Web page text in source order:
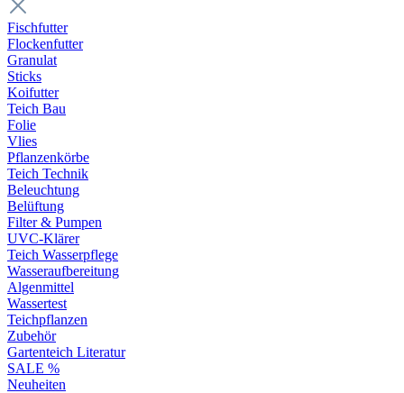
Fischfutter
Flockenfutter
Granulat
Sticks
Koifutter
Teich Bau
Folie
Vlies
Pflanzenkörbe
Teich Technik
Beleuchtung
Belüftung
Filter & Pumpen
UVC-Klärer
Teich Wasserpflege
Wasseraufbereitung
Algenmittel
Wassertest
Teichpflanzen
Zubehör
Gartenteich Literatur
SALE %
Neuheiten